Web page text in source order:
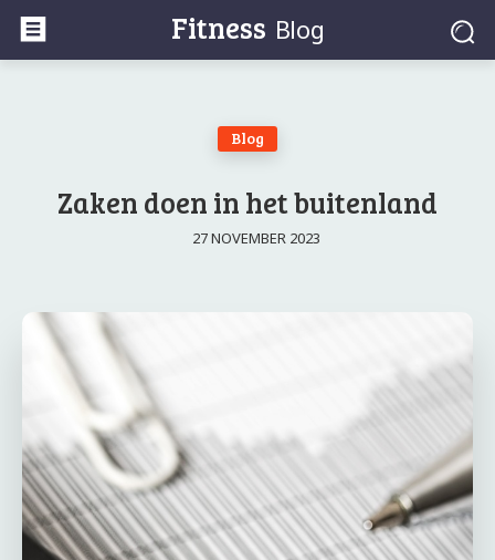
Fitness Blog
Blog
Zaken doen in het buitenland
27 NOVEMBER 2023